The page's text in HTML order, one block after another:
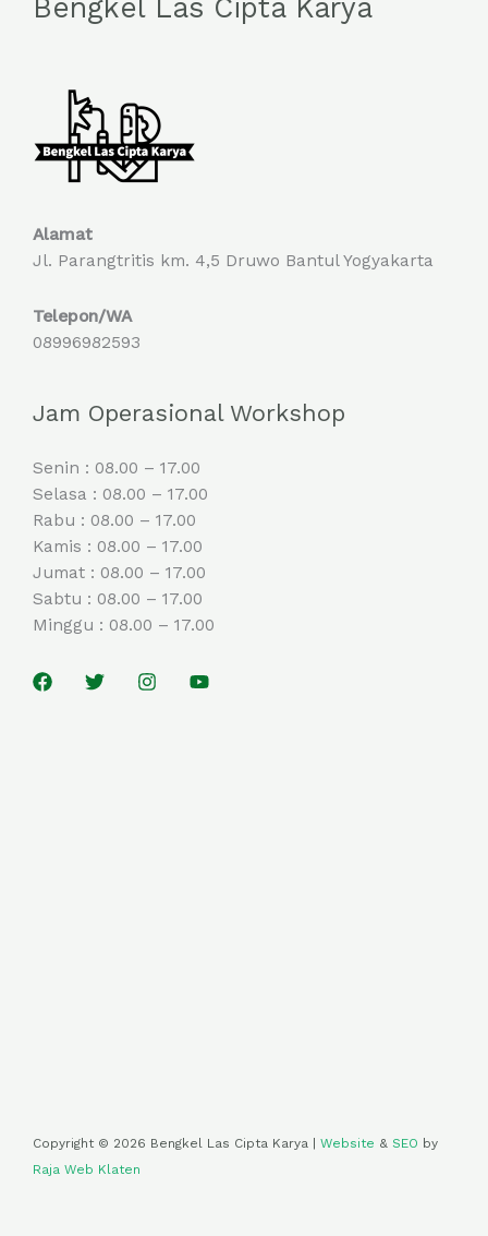
Bengkel Las Cipta Karya
Alamat
Jl. Parangtritis km. 4,5 Druwo Bantul Yogyakarta
Telepon/WA
08996982593
Jam Operasional Workshop
Senin : 08.00 – 17.00
Selasa : 08.00 – 17.00
Rabu : 08.00 – 17.00
Kamis : 08.00 – 17.00
Jumat : 08.00 – 17.00
Sabtu : 08.00 – 17.00
Minggu : 08.00 – 17.00
Copyright © 2026 Bengkel Las Cipta Karya | Website & SEO by
Raja Web Klaten